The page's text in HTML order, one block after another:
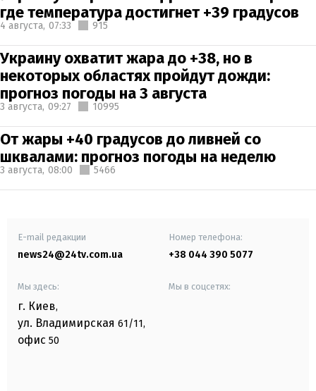
где температура достигнет +39 градусов
4 августа, 07:33 915
Украину охватит жара до +38, но в
некоторых областях пройдут дожди:
прогноз погоды на 3 августа
3 августа, 09:27 10995
От жары +40 градусов до ливней со
шквалами: прогноз погоды на неделю
3 августа, 08:00 5466
E-mail редакции
news24@24tv.com.ua
Номер телефона:
+38 044 390 5077
Мы здесь:
г. Киев,
ул. Владимирская 61/11,
офис 50
Мы в соцсетях: